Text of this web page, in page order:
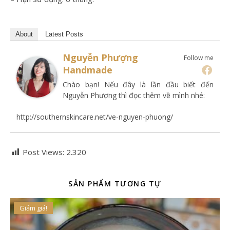
About Latest Posts
Follow me
Nguyễn Phượng
Handmade
Chào bạn! Nếu đây là lần đầu biết đến
Nguyễn Phượng thì đọc thêm về mình nhé:
http://southernskincare.net/ve-nguyen-phuong/
Post Views: 2.320
SẢN PHẨM TƯƠNG TỰ
Giảm giá!